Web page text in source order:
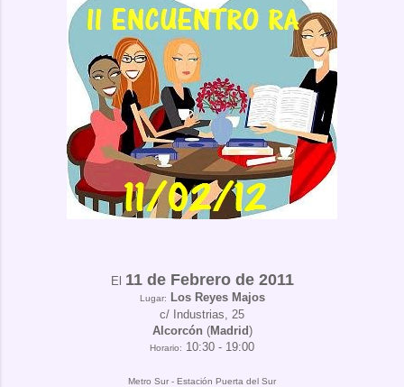
El 11 de Febrero de 2011
Lugar:
Los Reyes Majos
c/ Industrias, 25
Alcorcón (Madrid)
Horario: 10:30 - 19:00
Metro Sur - Estación Puerta del Sur